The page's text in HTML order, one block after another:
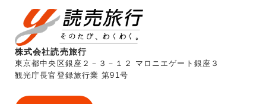
株式会社読売旅行
東京都中央区銀座２－３－１２ マロニエゲート銀座３
観光庁長官登録旅行業 第91号